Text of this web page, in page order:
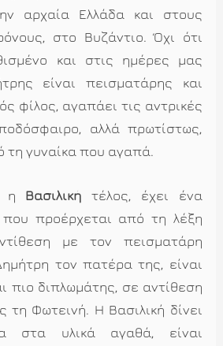
αρχαία Ελλάδα και στους
στο Βυζάντιο. Όχι ότι
και στις ημέρες μας
είναι πεισματάρης και
φίλος, αγαπάει τις αντρικές
αλλά πρωτίστως,
τη γυναίκα που αγαπά.
η Βασιλική τέλος, έχει ένα
προέρχεται από τη λέξη
με τον πεισματάρη
τον πατέρα της, είναι
πιο διπλωμάτης, σε αντίθεση
τη Φωτεινή. Η Βασιλική δίνει
στα υλικά αγαθά, είναι